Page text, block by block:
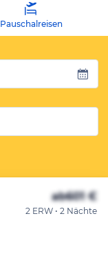
Pauschalreisen
ab601 €
2 ERW • 2 Nächte